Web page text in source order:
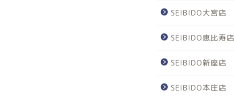
SEIBIDO大宮店
SEIBIDO恵比寿店
SEIBIDO新座店
SEIBIDO本庄店